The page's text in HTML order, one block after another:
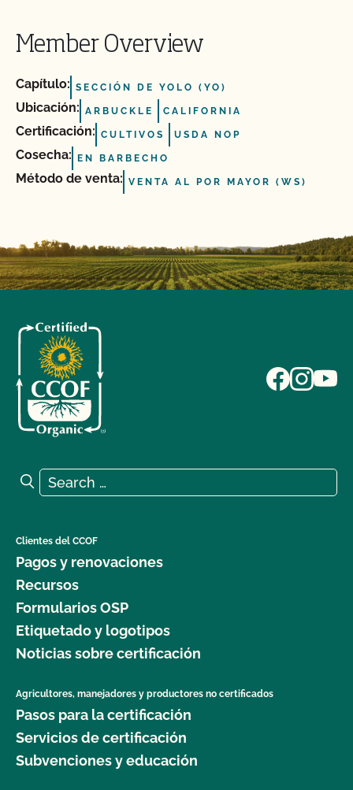
Member Overview
Capítulo: SECCIÓN DE YOLO (YO)
Ubicación: ARBUCKLE CALIFORNIA
Certificación: CULTIVOS USDA NOP
Cosecha: EN BARBECHO
Método de venta: VENTA AL POR MAYOR (WS)
Search for:
Search
Clientes del CCOF
Pagos y renovaciones
Recursos
Formularios OSP
Etiquetado y logotipos
Noticias sobre certificación
Agricultores, manejadores y productores no certificados
Pasos para la certificación
Servicios de certificación
Subvenciones y educación